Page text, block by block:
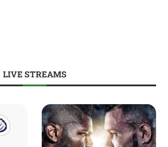
LIVE STREAMS